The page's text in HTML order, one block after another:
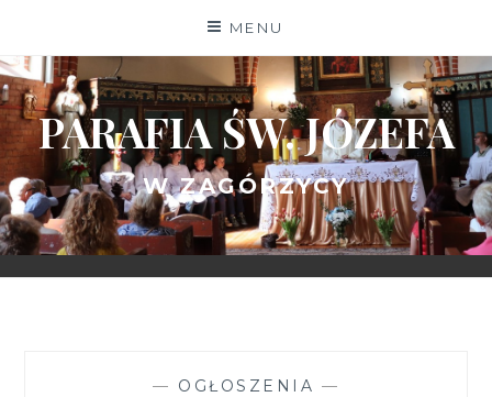
content
MENU
PARAFIA ŚW. JÓZEFA
W ZAGÓRZYCY
— OGŁOSZENIA —